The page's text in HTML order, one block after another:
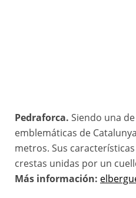
Pedraforca. Siendo una
emblemáticas de
metros. Sus
crestas unidas por un
Más información: